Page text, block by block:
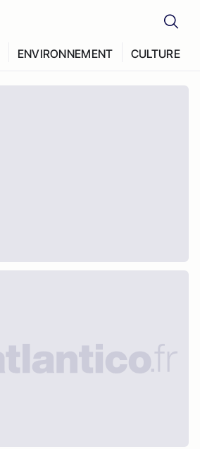
ENVIRONNEMENT CULTURE